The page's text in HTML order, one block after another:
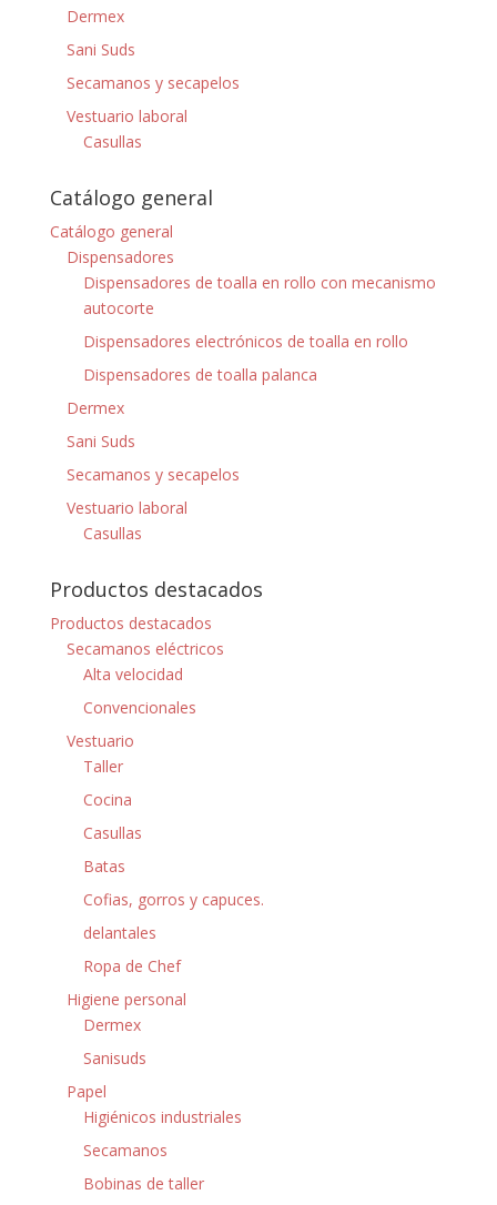
Dermex
Sani Suds
Secamanos y secapelos
Vestuario laboral
Casullas
Catálogo general
Catálogo general
Dispensadores
Dispensadores de toalla en rollo con mecanismo
autocorte
Dispensadores electrónicos de toalla en rollo
Dispensadores de toalla palanca
Dermex
Sani Suds
Secamanos y secapelos
Vestuario laboral
Casullas
Productos destacados
Productos destacados
Secamanos eléctricos
Alta velocidad
Convencionales
Vestuario
Taller
Cocina
Casullas
Batas
Cofias, gorros y capuces.
delantales
Ropa de Chef
Higiene personal
Dermex
Sanisuds
Papel
Higiénicos industriales
Secamanos
Bobinas de taller